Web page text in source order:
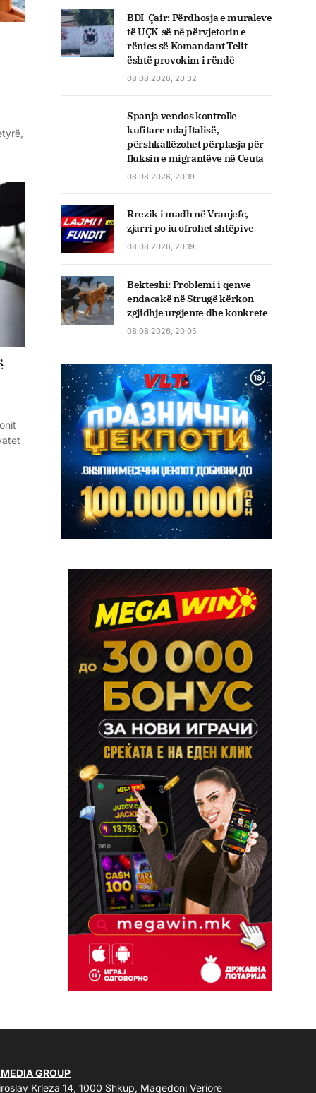
BDI-Çair: Përdhosja e muraleve
të UÇK-së në përvjetorin e
rënies së Komandant Telit
është provokim i rëndë
08.08.2026, 20:32
Spanja vendos kontrolle
kufitare ndaj Italisë,
përshkallëzohet përplasja për
fluksin e migrantëve në Ceuta
08.08.2026, 20:19
Rrezik i madh në Vranjefc,
zjarri po iu ofrohet shtëpive
08.08.2026, 20:19
Bekteshi: Problemi i qenve
endacakë në Strugë kërkon
zgjidhje urgjente dhe konkrete
08.08.2026, 20:05
GROUP
Krleza 14, 1000 Shkup, Maqedoni Veriore